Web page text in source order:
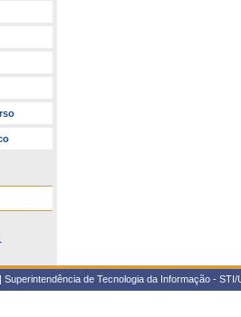
Superintendência de Tecnologia da Informação -